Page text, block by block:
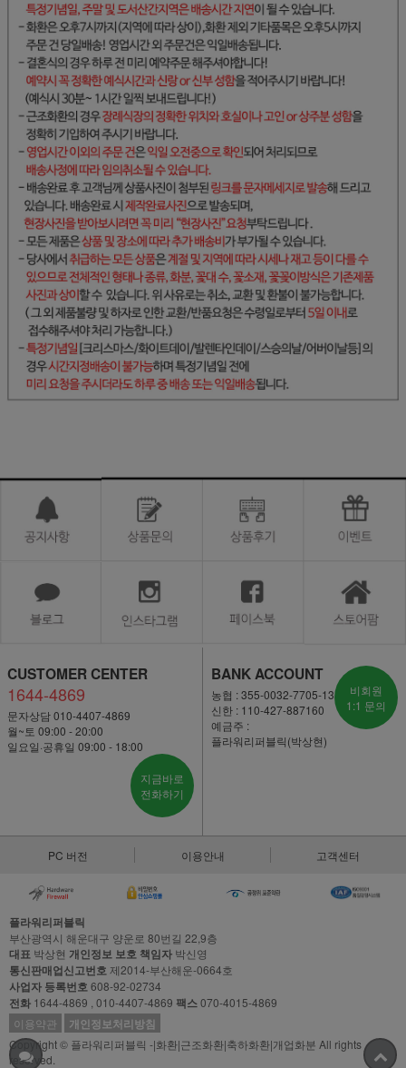
CUSTOMER CENTER
1644-4869
문자상담 010-4407-4869
월~토 09:00 - 20:00
일요일·공휴일 09:00 - 18:00
지금바로
전화하기
BANK ACCOUNT
농협 : 355-0032-7705-13
신한 : 110-427-887160
예금주 :
플라워리퍼블릭(박상현)
비회원
1:1 문의
PC 버전 이용안내 고객센터
플라워리퍼블릭
부산광역시 해운대구 양운로 80번길 22,9층
대표 박상현 개인정보 보호 책임자 박신영
통신판매업신고번호제2014-부산해운-0664호
사업자 등록번호608-92-02734
전화 1644-4869 , 010-4407-4869 팩스070-4015-4869
이용약관
개인정보처리방침
Copyright © 플라워리퍼블릭 -|화환|근조화환|축하화환|개업화분 All rights
reserved.